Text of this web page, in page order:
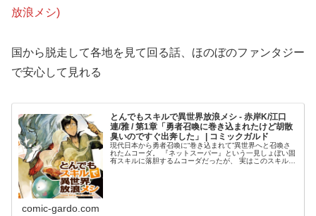
放浪メシ)
国から脱走して各地を見て回る話、ほのぼのファンタジー
で安心して見れる
とんでもスキルで異世界放浪メシ - 赤岸K/江口
連/雅 / 第1章「勇者召喚に巻き込まれたけど胡散
臭いのですぐ出奔した」 | コミックガルド
現代日本から勇者召喚に“巻き込まれて”異世界へと召喚さ
れたムコーダ。 『ネットスーパー』という一見しょぼい固
有スキルに落胆するムコーダだったが、 実はこのスキルで
comic-gardo.com